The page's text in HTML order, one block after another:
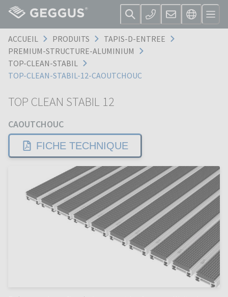
ACCUEIL PRODUITS
TAPIS-D-ENTREE
PREMIUM-STRUCTURE-ALUMINIUM
TOP-CLEAN-STABIL
TOP-CLEAN-STABIL-12-CAOUTCHOUC
TOP CLEAN STABIL 12
CAOUTCHOUC
FICHE TECHNIQUE